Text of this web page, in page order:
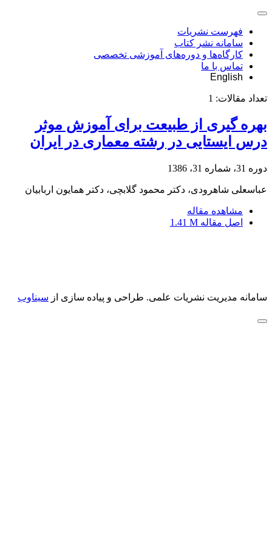
فهرست نشریات
سامانه نشر کتاب
کارگاه‌ها و دوره‌های آموزشی تخصصی
تماس با ما
English
تعداد مقالات: 1
بهره گیری از طبیعت برای آموزش موثر
درس ایستایی در رشته معماری در ایران
دوره 31، شماره 31، 1386
عباسعلی شاهرودی، دکتر محمود گلابچی، دکتر همایون اربابیان
مشاهده مقاله
اصل مقاله 1.41 M
سامانه مدیریت نشریات علمی. طراحی و پیاده سازی از سیناوب